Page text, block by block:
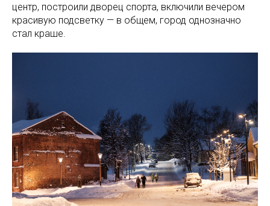
центр, построили дворец спорта, включили вечером
красивую подсветку — в общем, город однозначно
стал краше.